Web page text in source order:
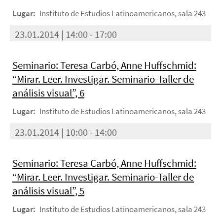
Lugar: Instituto de Estudios Latinoamericanos, sala 243
23.01.2014 | 14:00 - 17:00
Seminario: Teresa Carbó, Anne Huffschmid:
“Mirar. Leer. Investigar. Seminario-Taller de
análisis visual”, 6
Lugar: Instituto de Estudios Latinoamericanos, sala 243
23.01.2014 | 10:00 - 14:00
Seminario: Teresa Carbó, Anne Huffschmid:
“Mirar. Leer. Investigar. Seminario-Taller de
análisis visual”, 5
Lugar: Instituto de Estudios Latinoamericanos, sala 243